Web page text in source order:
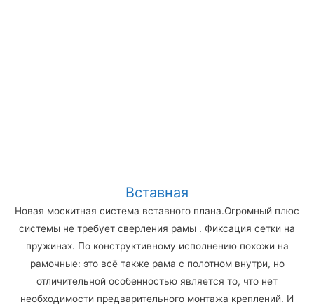
Вставная
Новая москитная система вставного плана.Огромный плюс
системы не требует сверления рамы . Фиксация сетки на
пружинах. По конструктивному исполнению похожи на
рамочные: это всё также рама с полотном внутри, но
отличительной особенностью является то, что нет
необходимости предварительного монтажа креплений. И